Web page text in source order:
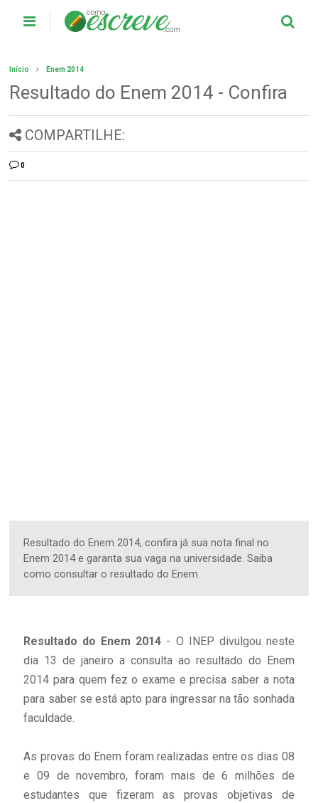
Início Enem 2014
Resultado do Enem 2014 - Confira
COMPARTILHE:
0
Resultado do Enem 2014, confira já sua nota final no
Enem 2014 e garanta sua vaga na universidade. Saiba
como consultar o resultado do Enem.
Resultado do Enem 2014 - O INEP divulgou neste
dia 13 de janeiro a consulta ao resultado do Enem
2014 para quem fez o exame e precisa saber a nota
para saber se está apto para ingressar na tão sonhada
faculdade.
As provas do Enem foram realizadas entre os dias 08
e 09 de novembro, foram mais de 6 milhões de
estudantes que fizeram as provas objetivas de